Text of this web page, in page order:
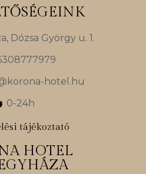
Dózsa György u. 1.
hotel.hu
0-24h
tájékoztató
HOTEL